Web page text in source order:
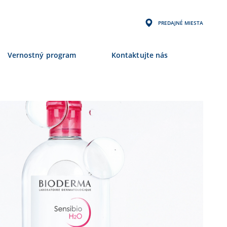
PREDAJNÉ MIESTA
Vernostný program Kontaktujte nás